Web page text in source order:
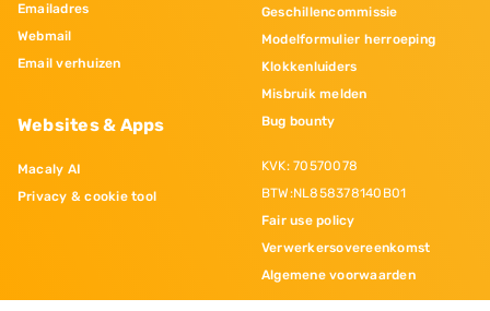
Emailadres
Webmail
Email verhuizen
Websites & Apps
Macaly AI
Privacy & cookie tool
Geschillencommissie
Modelformulier herroeping
Klokkenluiders
Misbruik melden
Bug bounty
KVK: 70570078
BTW:NL858378140B01
Fair use policy
Verwerkersovereenkomst
Algemene voorwaarden